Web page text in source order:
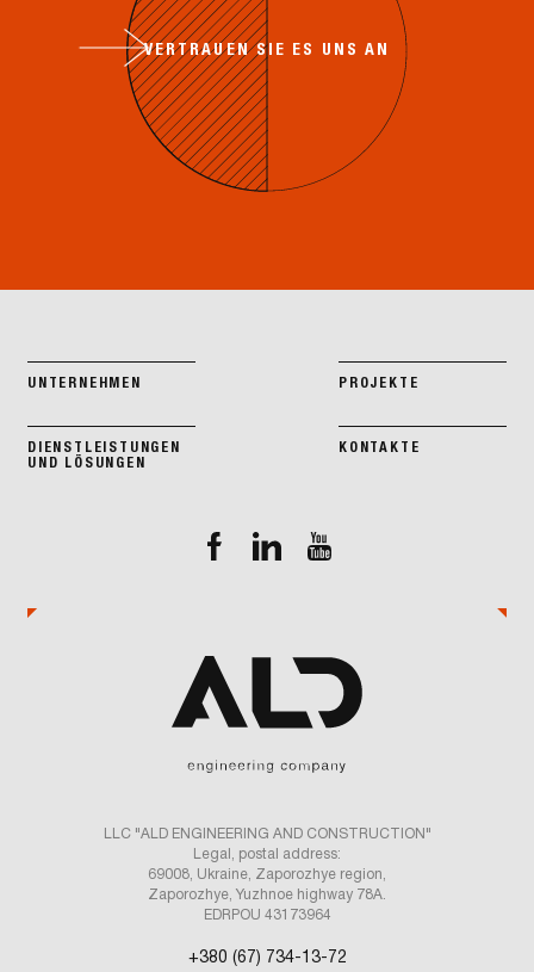
VERTRAUEN SIE ES UNS AN
UNTERNEHMEN
DIENSTLEISTUNGEN
UND LÖSUNGEN
PROJEKTE
KONTAKTE
LLC "ALD ENGINEERING AND CONSTRUCTION"
Legal, postal address:
69008, Ukraine, Zaporozhye region,
Zaporozhye, Yuzhnoe highway 78A.
EDRPOU 43173964
+380 (67) 734-13-72